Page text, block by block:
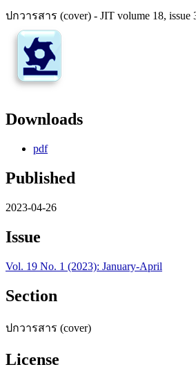
ปกวารสาร (cover) - JIT volume 18, issue
Downloads
pdf
Published
2023-04-26
Issue
Vol. 19 No. 1 (2023): January-April
Section
ปกวารสาร (cover)
License